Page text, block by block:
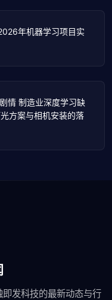
年机器学习项目实
情 制造业深度学习缺
方案与相机安装的落
即发科技的最新动态与行